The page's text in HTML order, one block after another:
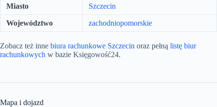
Miasto Szczecin
Województwo zachodniopomorskie
Zobacz też inne biura rachunkowe Szczecin oraz pełną listę biur
rachunkowych w bazie Księgowość24.
Mapa i dojazd